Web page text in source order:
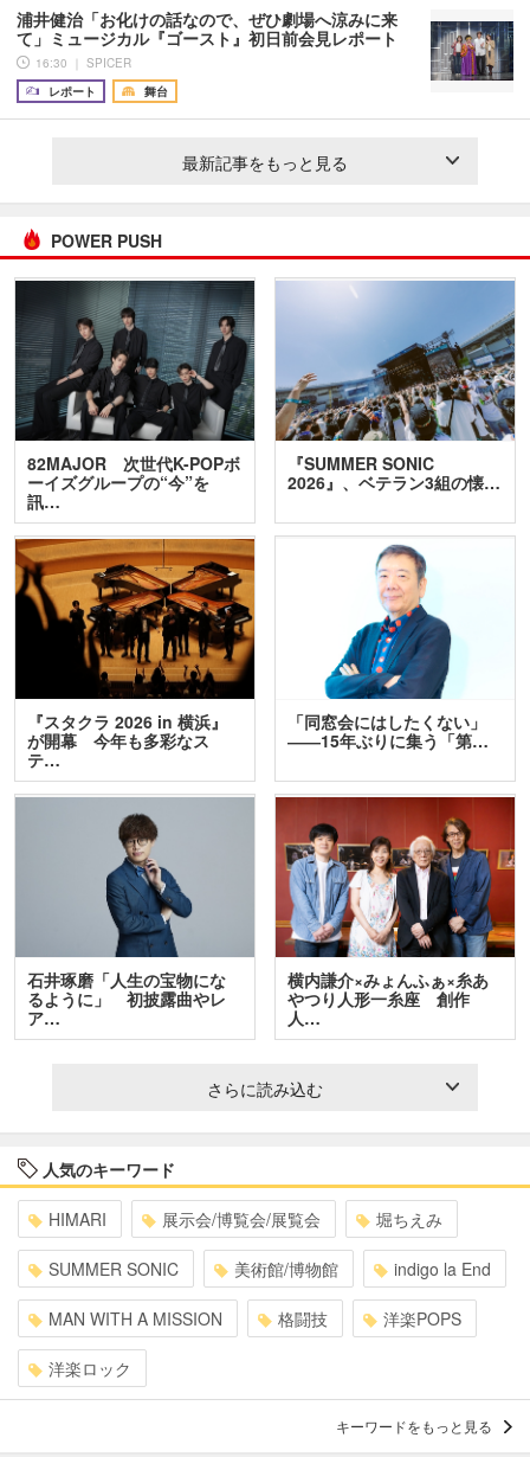
浦井健治「お化けの話なので、ぜひ劇場へ涼みに来
て」ミュージカル『ゴースト』初日前会見レポート
16:30 ｜ SPICER
レポート
舞台
最新記事をもっと見る
POWER PUSH
82MAJOR 次世代K-POPボ
ーイズグループの“今”を
訊…
『SUMMER SONIC
2026』、ベテラン3組の懐…
『スタクラ 2026 in 横浜』
が開幕 今年も多彩なス
テ…
「同窓会にはしたくない」
――15年ぶりに集う「第…
石井琢磨「人生の宝物にな
るように」 初披露曲やレ
ア…
横内謙介×みょんふぁ×糸あ
やつり人形一糸座 創作
人…
さらに読み込む
人気のキーワード
HIMARI 展示会/博覧会/展覧会 堀ちえみ
SUMMER SONIC 美術館/博物館 indigo la End
MAN WITH A MISSION 格闘技 洋楽POPS
洋楽ロック
キーワードをもっと見る